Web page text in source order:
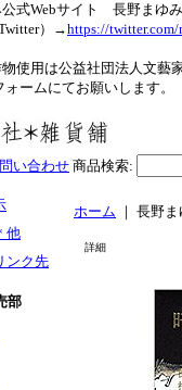
式Webサイト 長野まゆ
）→https://
使用は公益社団法人文藝
ームにてお願いします。
い合わせ商品検索:
他
ンク先
部
ホーム ｜ 長野
詳細